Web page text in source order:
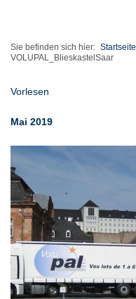
Sie befinden sich hier: Startseite
VOLUPAL_BlieskastelSaar
Vorlesen
Mai 2019